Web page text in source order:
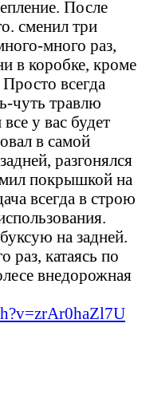
После
сменил три
много раз,
в коробке, кроме
всегда
чуть травлю
у вас будет
в самой
разгонялся
покрышкой на
всегда в строю
на задней.
раз, катаясь по
внедорожная